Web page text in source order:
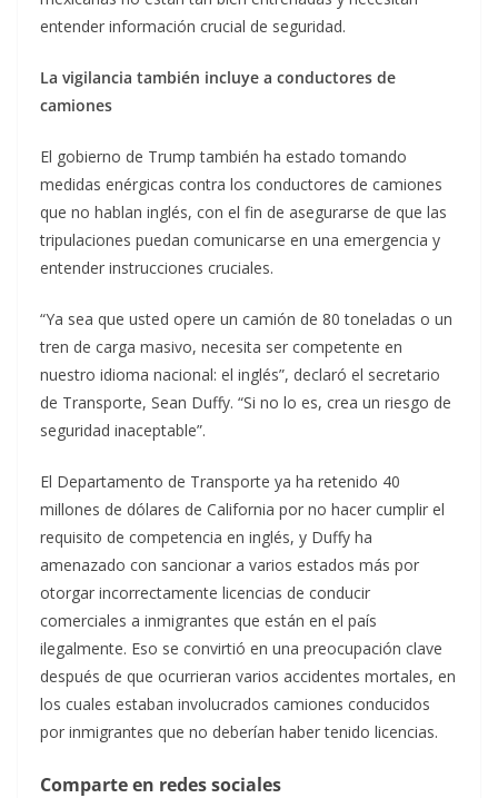
entender información crucial de seguridad.
La vigilancia también incluye a conductores de
camiones
El gobierno de Trump también ha estado tomando
medidas enérgicas contra los conductores de camiones
que no hablan inglés, con el fin de asegurarse de que las
tripulaciones puedan comunicarse en una emergencia y
entender instrucciones cruciales.
“Ya sea que usted opere un camión de 80 toneladas o un
tren de carga masivo, necesita ser competente en
nuestro idioma nacional: el inglés”, declaró el secretario
de Transporte, Sean Duffy. “Si no lo es, crea un riesgo de
seguridad inaceptable”.
El Departamento de Transporte ya ha retenido 40
millones de dólares de California por no hacer cumplir el
requisito de competencia en inglés, y Duffy ha
amenazado con sancionar a varios estados más por
otorgar incorrectamente licencias de conducir
comerciales a inmigrantes que están en el país
ilegalmente. Eso se convirtió en una preocupación clave
después de que ocurrieran varios accidentes mortales, en
los cuales estaban involucrados camiones conducidos
por inmigrantes que no deberían haber tenido licencias.
Comparte en redes sociales